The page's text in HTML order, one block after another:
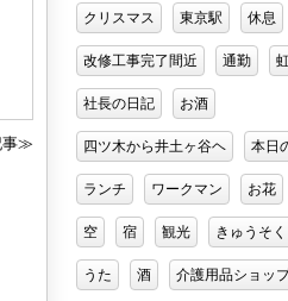
事≫
クリスマス 東京駅 休息
改修工事完了間近 通勤
社長の日記 お酒
四ツ木から井土ヶ谷ヘ 本日
ランチ ワークマン お花
空 宿 観光 きゅうそく
うた 酒 介護用品ショッ